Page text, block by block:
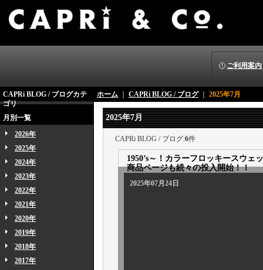
ご利用案内
CAPRi BLOG / ブログカテ
ゴリ
月別一覧
2026年
2025年
2024年
2023年
2022年
2021年
2020年
2019年
2018年
2017年
ホーム CAPRi BLOG / ブログ｜ 2025年7月
2025年7月
CAPRi BLOG / ブログ:6件
1950’s～！カラーフロッキースウ
商品ページも続々の投入開始！！
2025年07月24日